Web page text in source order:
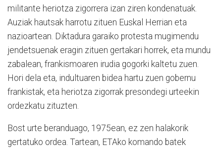
militante heriotza zigorrera izan ziren kondenatuak.
Auziak hautsak harrotu zituen Euskal Herrian eta
nazioartean. Diktadura garaiko protesta mugimendu
jendetsuenak eragin zituen gertakari horrek, eta mundu
zabalean, frankismoaren irudia gogorki kaltetu zuen.
Hori dela eta, indultuaren bidea hartu zuen gobernu
frankistak, eta heriotza zigorrak presondegi urteekin
ordezkatu zituzten.
Bost urte beranduago, 1975ean, ez zen halakorik
gertatuko ordea. Tartean, ETAko komando batek